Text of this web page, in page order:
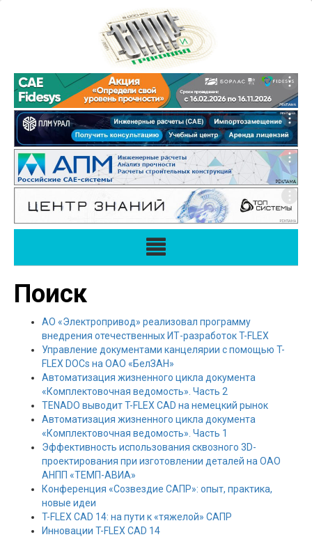
Поиск
АО «Электропривод» реализовал программу
внедрения отечественных ИТ-разработок T-FLEX
Управление документами канцелярии с помощью T-
FLEX DOCs на ОАО «БелЗАН»
Автоматизация жизненного цикла документа
«Комплектовочная ведомость». Часть 2
TENADO выводит T-FLEX CAD на немецкий рынок
Автоматизация жизненного цикла документа
«Комплектовочная ведомость». Часть 1
Эффективность использования сквозного 3D-
проектирования при изготовлении деталей на ОАО
АНПП «ТЕМП-АВИА»
Конференция «Созвездие САПР»: опыт, практика,
новые идеи
T-FLEX CAD 14: на пути к «тяжелой» САПР
Инновации T-FLEX CAD 14